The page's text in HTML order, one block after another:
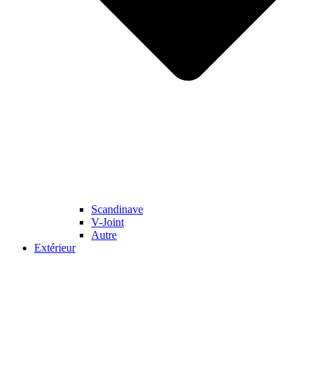
Scandinave
V-Joint
Autre
Extérieur